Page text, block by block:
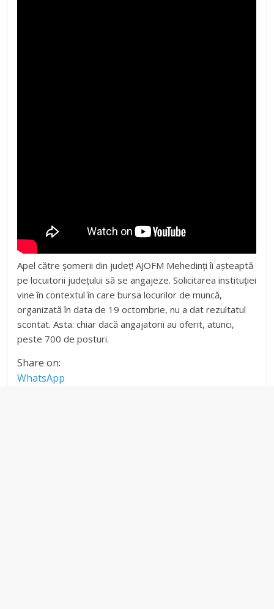
Apel către șomerii din județ! AJOFM Mehedinți îi așteaptă
pe locuitorii județului să se angajeze. Solicitarea instituției
vine în contextul în care bursa locurilor de muncă,
organizată în data de 19 octombrie, nu a dat rezultatul
scontat. Asta: chiar dacă angajatorii au oferit, atunci,
peste 700 de posturi.
Share on:
WhatsApp